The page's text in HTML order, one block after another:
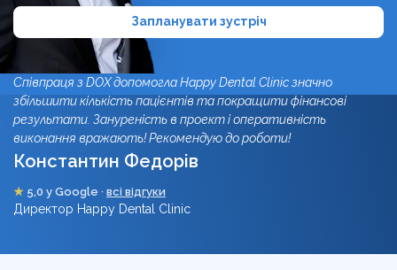
Запланувати зустріч
Співпраця з DOX допомогла Happy Dental Clinic значно
збільшити кількість пацієнтів та покращити фінансові
результати. Зануреність в проект і оперативність
виконання вражають! Рекомендую до роботи!
Константин Федорів
★ 5,0 у Google · всі відгуки
Директор Happy Dental Clinic